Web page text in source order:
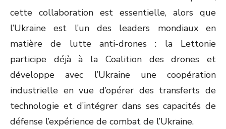
cette collaboration est essentielle, alors que
l’Ukraine est l’un des leaders mondiaux en
matière de lutte anti-drones : la Lettonie
participe déjà à la Coalition des drones et
développe avec l’Ukraine une coopération
industrielle en vue d’opérer des transferts de
technologie et d’intégrer dans ses capacités de
défense l’expérience de combat de l’Ukraine.